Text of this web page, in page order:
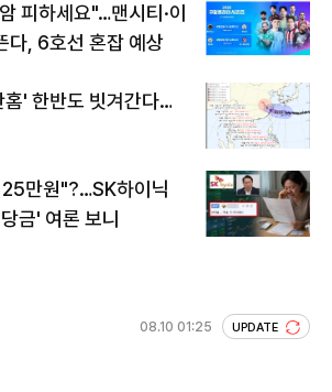
피하세요"…맨시티·이
다, 6호선 혼잡 예상
홈' 한반도 빗겨간다…
만원"?…SK하이닉
금' 여론 보니
08.10 01:25 UPDATE